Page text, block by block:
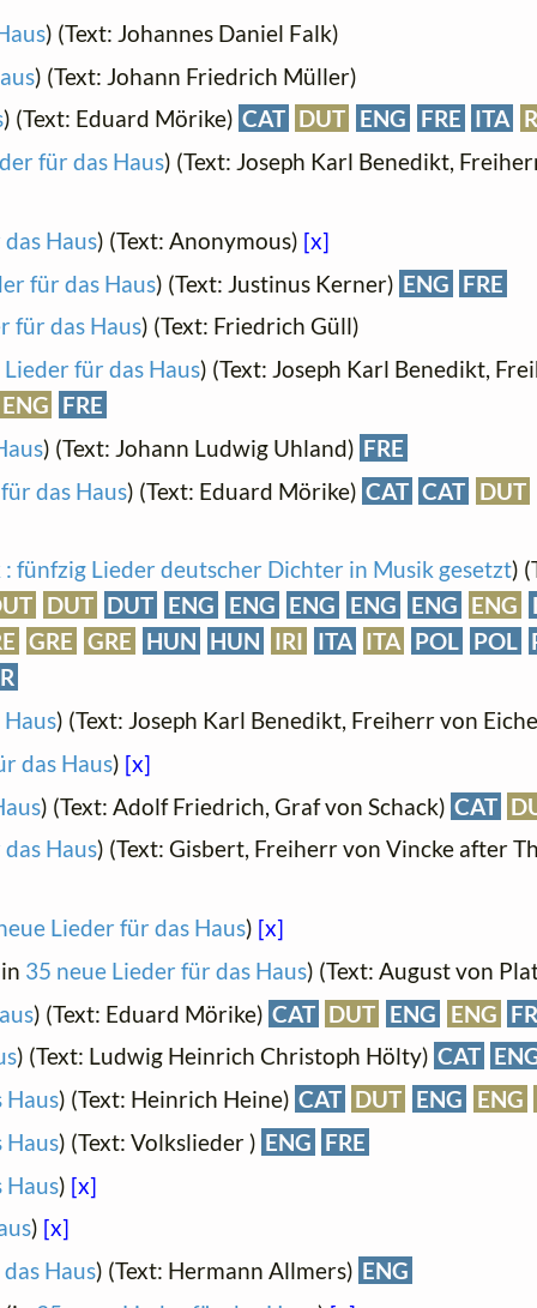
) (Text: Johannes Daniel Falk)
) (Text: Johann Friedrich Müller)
) (Text: Eduard Mörike) CAT DUT ENG FRE ITA
für das Haus) (Text: Joseph Karl Benedikt,
Haus) (Text: Anonymous) [x]
für das Haus) (Text: Justinus Kerner) ENG FRE
für das Haus) (Text: Friedrich Güll)
für das Haus) (Text: Joseph Karl Benedikt,
ENG FRE
) (Text: Johann Ludwig Uhland) FRE
das Haus) (Text: Eduard Mörike) CAT CAT DUT
: fünfzig Lieder deutscher Dichter in Musik gesetzt)
DUT DUT ENG ENG ENG ENG ENG ENG
GRE GRE HUN HUN IRI ITA ITA POL POL
) (Text: Joseph Karl Benedikt, Freiherr von
das Haus) [x]
) (Text: Adolf Friedrich, Graf von Schack) CAT
Haus) (Text: Gisbert, Freiherr von Vincke after
Lieder für das Haus) [x]
35 neue Lieder für das Haus) (Text: August von
) (Text: Eduard Mörike) CAT DUT ENG ENG
) (Text: Ludwig Heinrich Christoph Hölty) CAT
Haus) (Text: Heinrich Heine) CAT DUT ENG
ENG
Haus) (Text: Volkslieder ) ENG FRE
Haus) [x]
) [x]
Haus) (Text: Hermann Allmers) ENG